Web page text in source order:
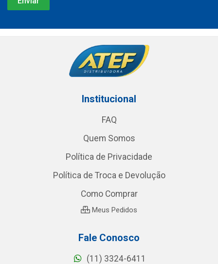
Institucional
FAQ
Quem Somos
Política de Privacidade
Política de Troca e Devolução
Como Comprar
Meus Pedidos
Fale Conosco
(11) 3324-6411